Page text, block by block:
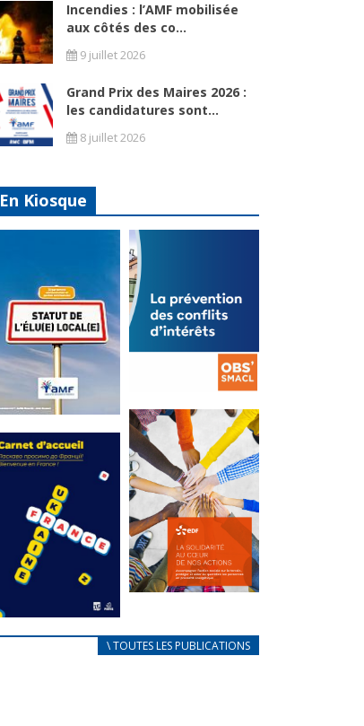
Incendies : l’AMF mobilisée
aux côtés des co...
9 juillet 2026
Grand Prix des Maires 2026 :
les candidatures sont...
8 juillet 2026
En Kiosque
Statut de
l’élu local
Mise à jour avril
2024
FEUILLETER
La
prévention
des conflits
d’intérêts
18 septembre 2023
FEUILLETER
au coeur de
nos actions
\ TOUTES LES PUBLICATIONS